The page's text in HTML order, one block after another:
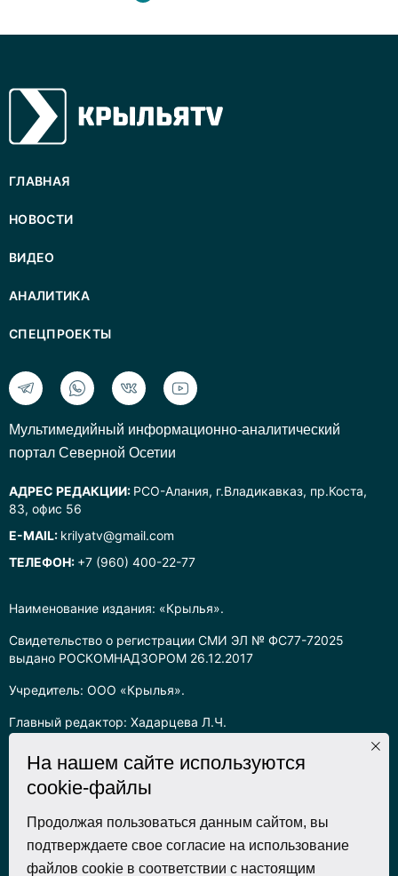
Наименование издания: «Крылья».
Свидетельство о регистрации СМИ ЭЛ № ФС77-72025
выдано РОСКОМНАДЗОРОМ 26.12.2017
Учредитель: ООО «Крылья».
Главный редактор: Хадарцева Л.Ч.
Информация на сайте предназначена для лиц старше 16 лет.
Все права на любые материалы, опубликованные на сайте,
защищены в соответствии с российским законодательством
об интеллектуальной собственности. Любое использование
текстовых, фото, аудио и видеоматериалов возможно только
с согласия правообладателя (ООО «Крылья») и при строгом
ГЛАВНАЯ
НОВОСТИ
ВИДЕО
АНАЛИТИКА
СПЕЦПРОЕКТЫ
Mультимедийный информационно-аналитический
портал Северной Осетии
АДРЕС РЕДАКЦИИ: РСО-Алания, г.Владикавказ, пр.Коста,
83, офис 56
E-MAIL: krilyatv@gmail.com
ТЕЛЕФОН: +7 (960) 400-22-77
На нашем сайте используются
cookie-файлы
Продолжая пользоваться данным сайтом, вы
подтверждаете свое согласие на использование
файлов cookie в соответствии с настоящим